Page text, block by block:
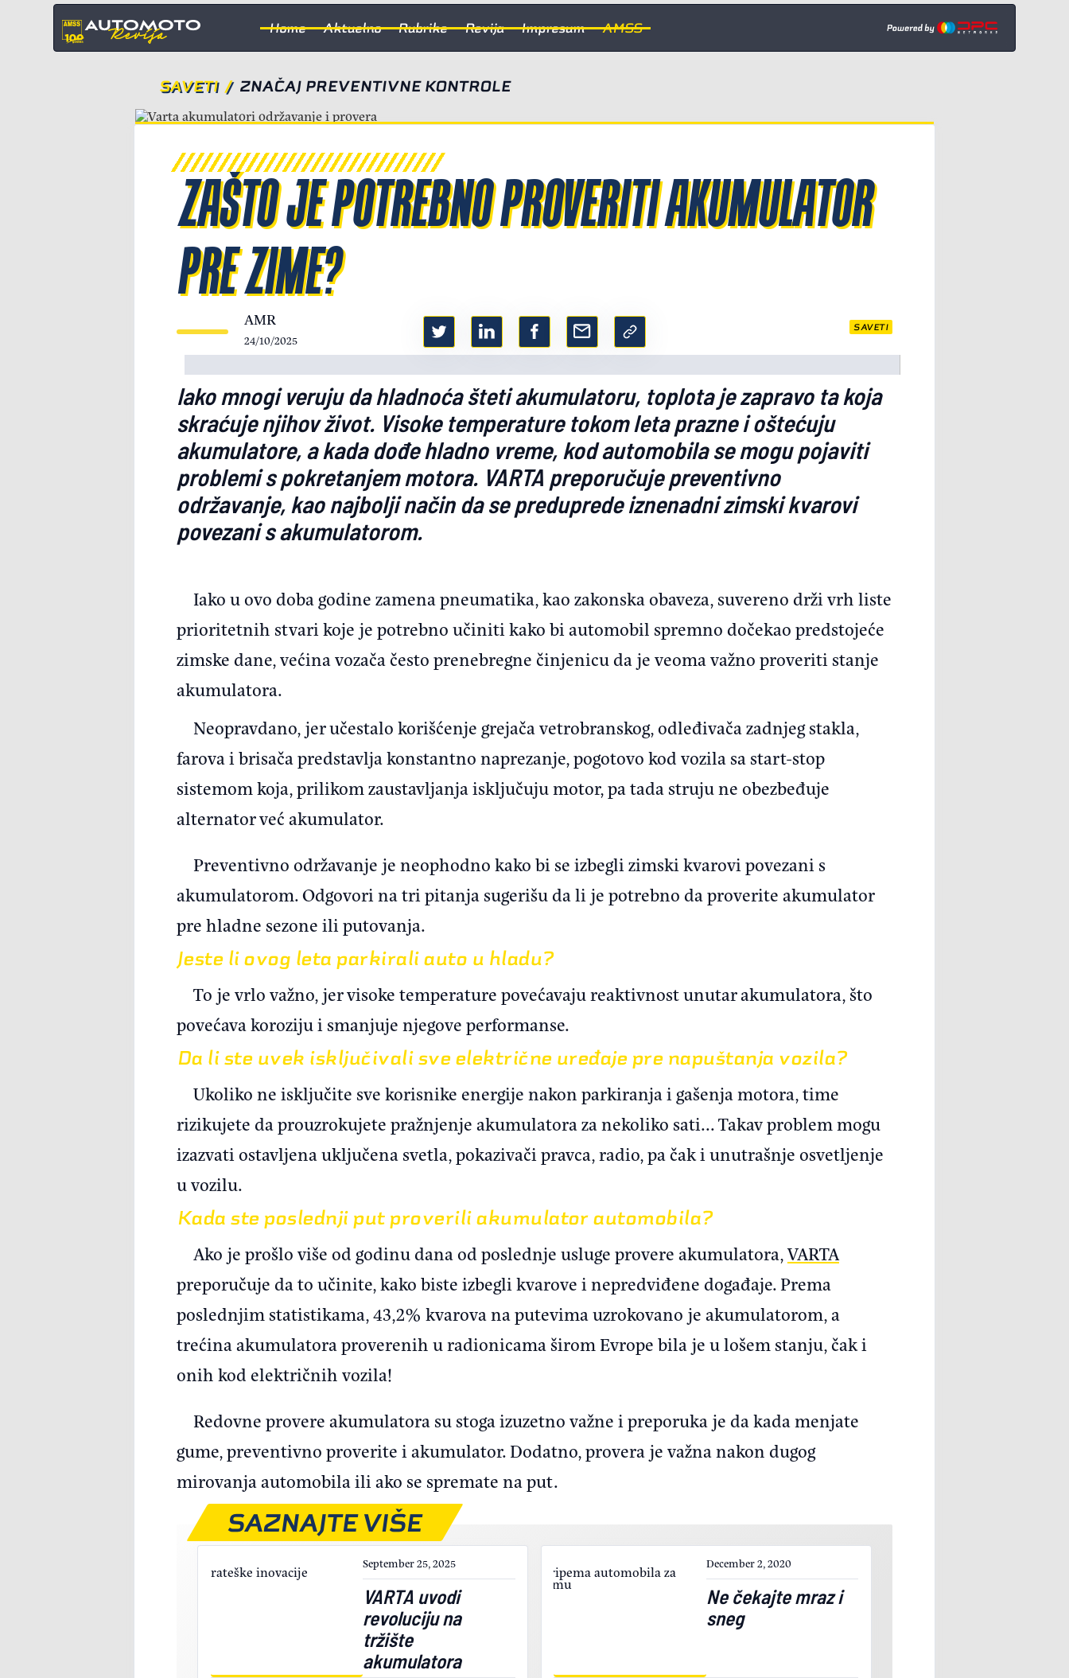
Home Aktuelno Rubrike Revija Impresum AMSS
SAVETI / ZNAČAJ PREVENTIVNE KONTROLE
ZAŠTO JE POTREBNO PROVERITI AKUMULATOR
PRE ZIME?
AMR
24/10/2025
SAVETI
Iako mnogi veruju da hladnoća šteti akumulatoru, toplota je zapravo ta koja
skraćuje njihov život. Visoke temperature tokom leta prazne i oštećuju
akumulatore, a kada dođe hladno vreme, kod automobila se mogu pojaviti
problemi s pokretanjem motora. VARTA preporučuje preventivno
održavanje, kao najbolji način da se preduprede iznenadni zimski kvarovi
povezani s akumulatorom.
Iako u ovo doba godine zamena pneumatika, kao zakonska obaveza, suvereno drži vrh liste
prioritetnih stvari koje je potrebno učiniti kako bi automobil spremno dočekao predstojeće
zimske dane, većina vozača često prenebregne činjenicu da je veoma važno proveriti stanje
akumulatora.
Neopravdano, jer učestalo korišćenje grejača vetrobranskog, odleđivača zadnjeg stakla,
farova i brisača predstavlja konstantno naprezanje, pogotovo kod vozila sa start-stop
sistemom koja, prilikom zaustavljanja isključuju motor, pa tada struju ne obezbeđuje
alternator već akumulator.
Preventivno održavanje je neophodno kako bi se izbegli zimski kvarovi povezani s
akumulatorom. Odgovori na tri pitanja sugerišu da li je potrebno da proverite akumulator
pre hladne sezone ili putovanja.
Jeste li ovog leta parkirali auto u hladu?
To je vrlo važno, jer visoke temperature povećavaju reaktivnost unutar akumulatora, što
povećava koroziju i smanjuje njegove performanse.
Da li ste uvek isključivali sve električne uređaje pre napuštanja vozila?
Ukoliko ne isključite sve korisnike energije nakon parkiranja i gašenja motora, time
rizikujete da prouzrokujete pražnjenje akumulatora za nekoliko sati... Takav problem mogu
izazvati ostavljena uključena svetla, pokazivači pravca, radio, pa čak i unutrašnje osvetljenje
u vozilu.
Kada ste poslednji put proverili akumulator automobila?
Ako je prošlo više od godinu dana od poslednje usluge provere akumulatora,VARTA
preporučuje da to učinite, kako biste izbegli kvarove i nepredviđene događaje. Prema
poslednjim statistikama, 43,2% kvarova na putevima uzrokovano je akumulatorom, a
trećina akumulatora proverenih u radionicama širom Evrope bila je u lošem stanju, čak i
onih kod električnih vozila!
Redovne provere akumulatora su stoga izuzetno važne i preporuka je da kada menjate
gume, preventivno proverite i akumulator. Dodatno, provera je važna nakon dugog
mirovanja automobila ili ako se spremate na put.
September 25, 2025
VARTA uvodi
revoluciju na
tržište
akumulatora
December 2, 2020
Ne čekajte mraz i
sneg
SAZNAJTE VIŠE